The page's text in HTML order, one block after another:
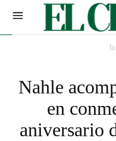
Nahle
en
aniversario